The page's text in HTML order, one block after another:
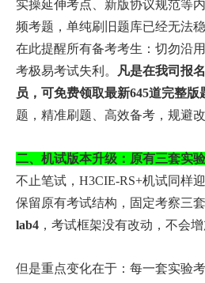
实操延伸考点、新版协议规范等
频考题，单纯刷旧题库已经无法稳
在此提醒所有备考考生：切勿沿
考极易考试失利。
凡是在我司报
员，可免费领取最新645道完整版
题，精准刷题、高效备考，规避
二、机试版本升级：原有三套实
不止笔试，H3CIE-RS+机试同样
保留原有考试结构，固定考察三套
lab4 ，考试框架没有改动，不会
但是重点变化在于：每一套实验